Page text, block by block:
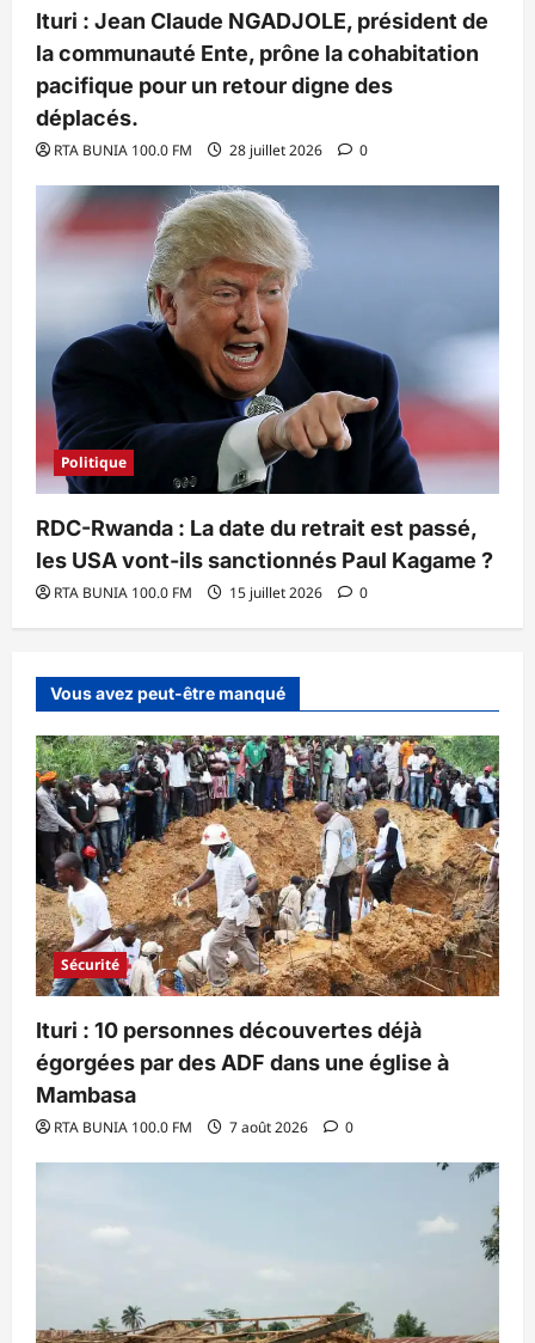
Ituri : Jean Claude NGADJOLE, président de
la communauté Ente, prône la cohabitation
pacifique pour un retour digne des
déplacés.
RTA BUNIA 100.0 FM 28 juillet 2026 0
Politique
RDC-Rwanda : La date du retrait est passé,
les USA vont-ils sanctionnés Paul Kagame ?
RTA BUNIA 100.0 FM 15 juillet 2026 0
Vous avez peut-être manqué
Sécurité
Ituri : 10 personnes découvertes déjà
égorgées par des ADF dans une église à
Mambasa
RTA BUNIA 100.0 FM 7 août 2026 0